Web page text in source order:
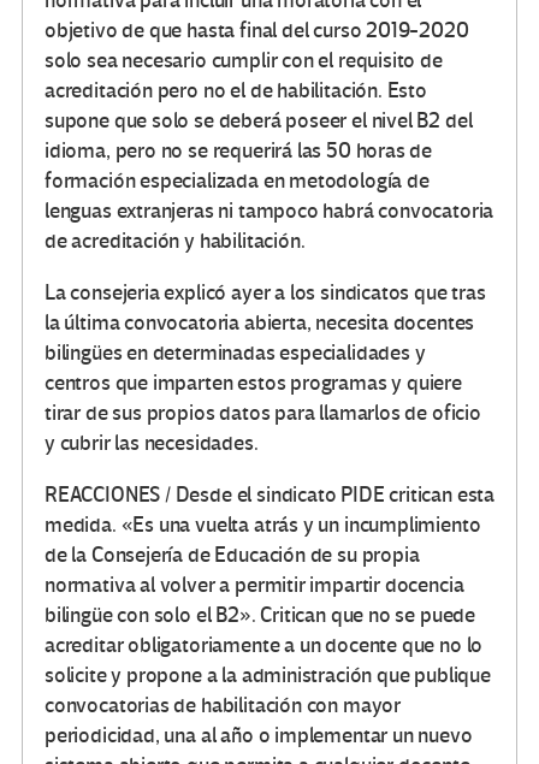
objetivo de que hasta final del curso 2019-2020
solo sea necesario cumplir con el requisito de
acreditación pero no el de habilitación. Esto
supone que solo se deberá poseer el nivel B2 del
idioma, pero no se requerirá las 50 horas de
formación especializada en metodología de
lenguas extranjeras ni tampoco habrá convocatoria
de acreditación y habilitación.
La consejeria explicó ayer a los sindicatos que tras
la última convocatoria abierta, necesita docentes
bilingües en determinadas especialidades y
centros que imparten estos programas y quiere
tirar de sus propios datos para llamarlos de oficio
y cubrir las necesidades.
REACCIONES / Desde el sindicato PIDE critican esta
medida. «Es una vuelta atrás y un incumplimiento
de la Consejería de Educación de su propia
normativa al volver a permitir impartir docencia
bilingüe con solo el B2». Critican que no se puede
acreditar obligatoriamente a un docente que no lo
solicite y propone a la administración que publique
convocatorias de habilitación con mayor
periodicidad, una al año o implementar un nuevo